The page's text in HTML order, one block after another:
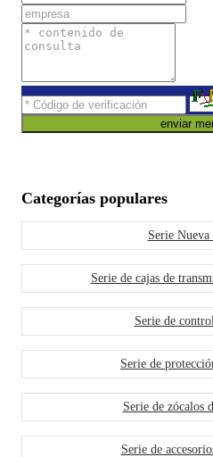
enviar
Categorías populares
Serie
Serie de cajas de
Serie de
Serie de
Serie de zócalos
Serie de